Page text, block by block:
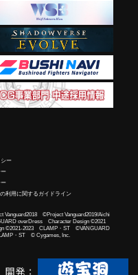
ー
ー
ー
利用に関するガイドライン
©Project Vanguard2019/Aichi
overDress Character Design ©2021
©2021-2023 CLAMP・ST ©VANGUARD
・ST © Cygames, Inc.